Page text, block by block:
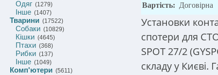
Одяг (1279)
Інше (1407)
Тварини (17522)
Собаки (10829)
Кішки (4645)
Птахи (368)
Рибки (137)
Інше (1049)
Комп'ютери (5611)
Вартість: Договірна
Установки
спотери для
SPOT 27/2
складу у Києві.